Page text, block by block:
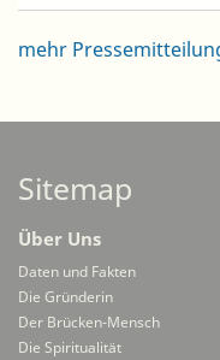
mehr
Sitemap
Über Uns
Daten und Fakten
Die Gründerin
Der Brücken-Mensch
Die Spiritualität